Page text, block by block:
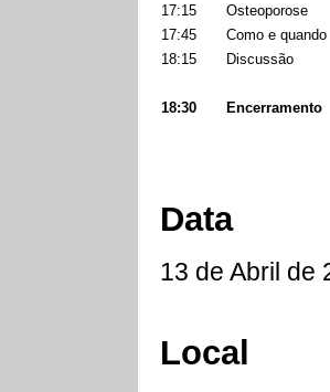
17:15
Osteoporose
17:45
Como e quando
18:15
Discussão
18:30 Encerramento
Data
13 de Abril de
Local